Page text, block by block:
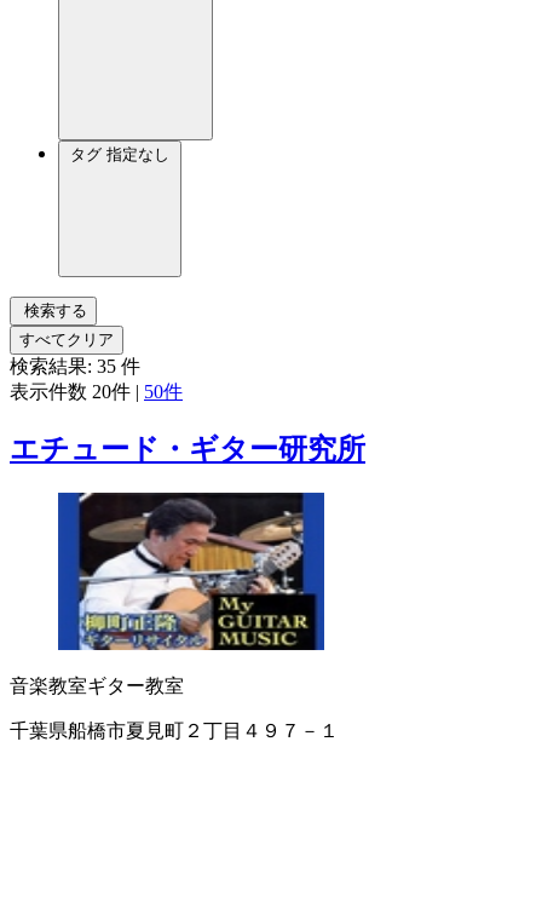
タグ 指定なし
検索する
すべてクリア
検索結果: 35 件
表示件数 20件 | 50件
エチュード・ギター研究所
音楽教室ギター教室
千葉県船橋市夏見町２丁目４９７－１